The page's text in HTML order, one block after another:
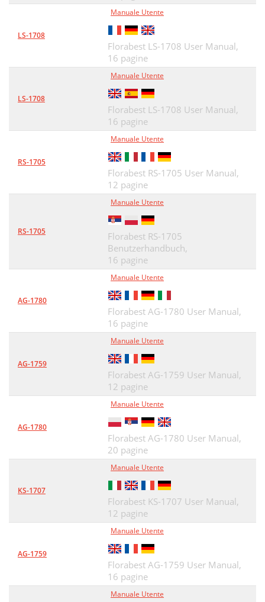
LS-1708
Manuale Utente
Florabest LS-1708 User Manual,
16 pagine
LS-1708
Manuale Utente
Florabest LS-1708 User Manual,
16 pagine
RS-1705
Manuale Utente
Florabest RS-1705 User Manual,
12 pagine
RS-1705
Manuale Utente
Florabest RS-1705
Benutzerhandbuch,
16 pagine
AG-1780
Manuale Utente
Florabest AG-1780 User Manual,
16 pagine
AG-1759
Manuale Utente
Florabest AG-1759 User Manual,
12 pagine
AG-1780
Manuale Utente
Florabest AG-1780 User Manual,
20 pagine
KS-1707
Manuale Utente
Florabest KS-1707 User Manual,
12 pagine
AG-1759
Manuale Utente
Florabest AG-1759 User Manual,
16 pagine
Manuale Utente